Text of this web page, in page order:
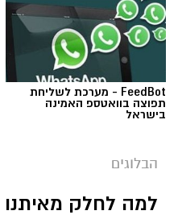
FeedBot - מערכת לשליחת
תפוצה בוואטספ האמינה
בישראל
הבלוגים
למה לחלק מאיתנו